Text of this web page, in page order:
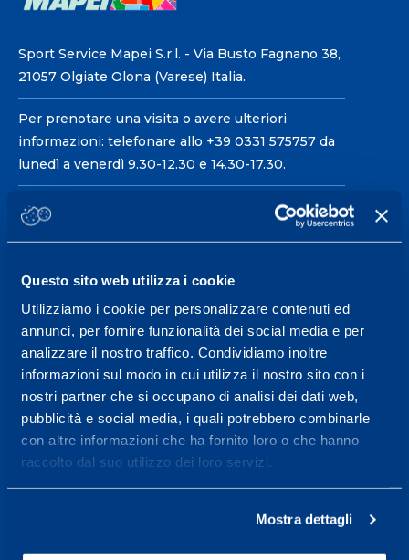
Questo sito web utilizza i cookie
Utilizziamo i cookie per personalizzare contenuti ed
annunci, per fornire funzionalità dei social media e per
analizzare il nostro traffico. Condividiamo inoltre
informazioni sul modo in cui utilizza il nostro sito con i
nostri partner che si occupano di analisi dei dati web,
pubblicità e social media, i quali potrebbero combinarle
con altre informazioni che ha fornito loro o che hanno
raccolto dal suo utilizzo dei loro servizi.
Mostra dettagli
Sport Service Mapei S.r.l. - Via Busto Fagnano 38,
21057 Olgiate Olona (Varese) Italia.
Per prenotare una visita o avere ulteriori
informazioni: telefonare allo +39 0331 575757 da
lunedì a venerdì 9.30-12.30 e 14.30-17.30.
ORARI DI APERTURA RECEPTION
Da Lunedì al Venerdì
Centro servizi per l'alta
prestazione ed il
wellness.
Maggiori informazioni
Servizi
Test di valutazione